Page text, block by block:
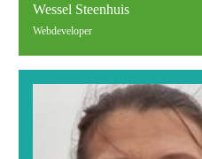
Wessel Steenhuis
Webdeveloper